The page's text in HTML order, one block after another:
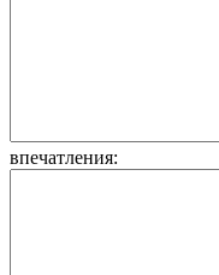
впечатления: